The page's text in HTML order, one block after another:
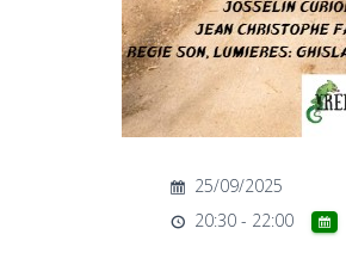
25/09/2025
20:30 - 22:00